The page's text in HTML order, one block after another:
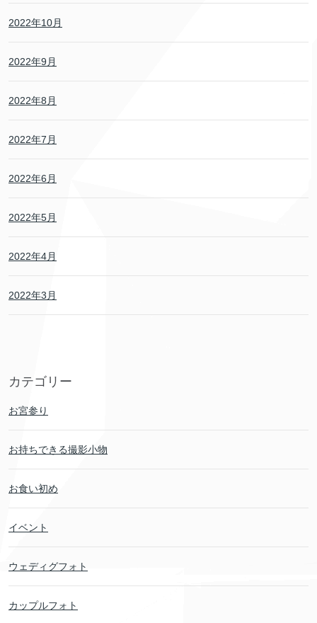
2022年10月
2022年9月
2022年8月
2022年7月
2022年6月
2022年5月
2022年4月
2022年3月
カテゴリー
お宮参り
お持ちできる撮影小物
お食い初め
イベント
ウェディグフォト
カップルフォト